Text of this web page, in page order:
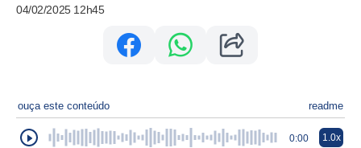
04/02/2025 12h45
ouça este conteúdo readme
0:00 1.0x